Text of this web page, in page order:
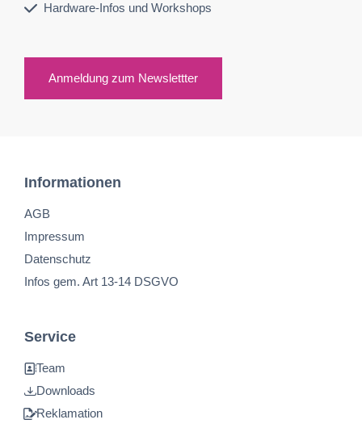
Hardware-Infos und Workshops
Anmeldung zum Newslettter
Informationen
AGB
Impressum
Datenschutz
Infos gem. Art 13-14 DSGVO
Service
Team
Downloads
Reklamation